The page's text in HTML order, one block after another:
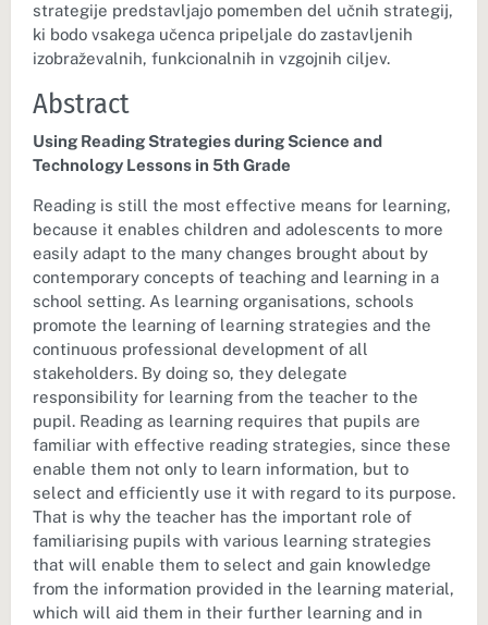
strategije predstavljajo pomemben del učnih strategij,
ki bodo vsakega učenca pripeljale do zastavljenih
izobraževalnih, funkcionalnih in vzgojnih ciljev.
Abstract
Using Reading Strategies during Science and
Technology Lessons in 5th Grade
Reading is still the most effective means for learning,
because it enables children and adolescents to more
easily adapt to the many changes brought about by
contemporary concepts of teaching and learning in a
school setting. As learning organisations, schools
promote the learning of learning strategies and the
continuous professional development of all
stakeholders. By doing so, they delegate
responsibility for learning from the teacher to the
pupil. Reading as learning requires that pupils are
familiar with effective reading strategies, since these
enable them not only to learn information, but to
select and efficiently use it with regard to its purpose.
That is why the teacher has the important role of
familiarising pupils with various learning strategies
that will enable them to select and gain knowledge
from the information provided in the learning material,
which will aid them in their further learning and in